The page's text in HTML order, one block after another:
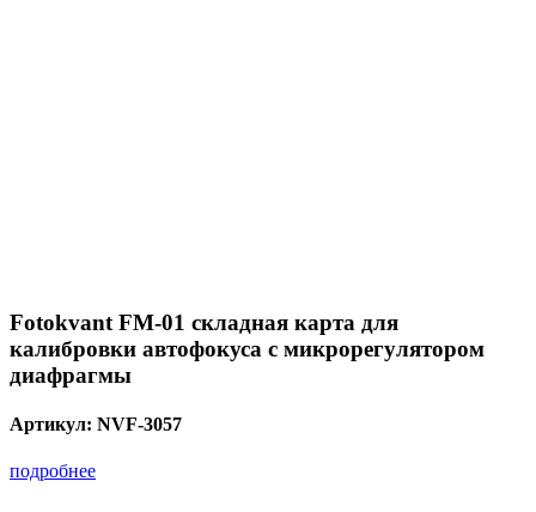
Fotokvant FM-01 складная карта для
калибровки автофокуса с микрорегулятором
диафрагмы
Артикул: NVF-3057
подробнее